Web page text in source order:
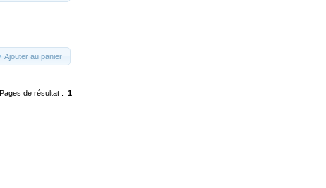
Ajouter au panier
Pages de résultat : 1